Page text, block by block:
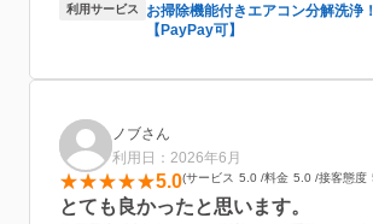
利用サービス
お掃除機能付きエアコン分解洗浄
【PayPay可】
ノブさん
利用日：2026年6月
5.0 サービス 5.0 料金 5.0 接客態度
とても良かったと思います。